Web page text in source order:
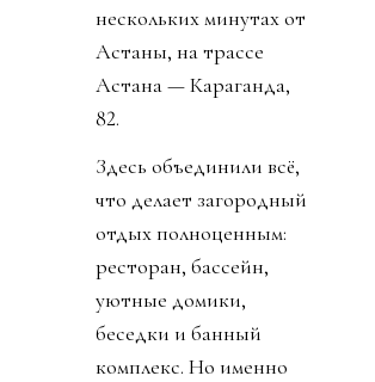
нескольких минутах от
Астаны, на трассе
Астана — Караганда,
82.
Здесь объединили всё,
что делает загородный
отдых полноценным:
ресторан, бассейн,
уютные домики,
беседки и банный
комплекс. Но именно